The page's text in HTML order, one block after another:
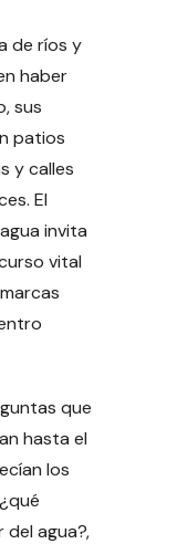
de ríos y
haber
sus
patios
y calles
El
invita
vital
que
hasta el
los
agua?,